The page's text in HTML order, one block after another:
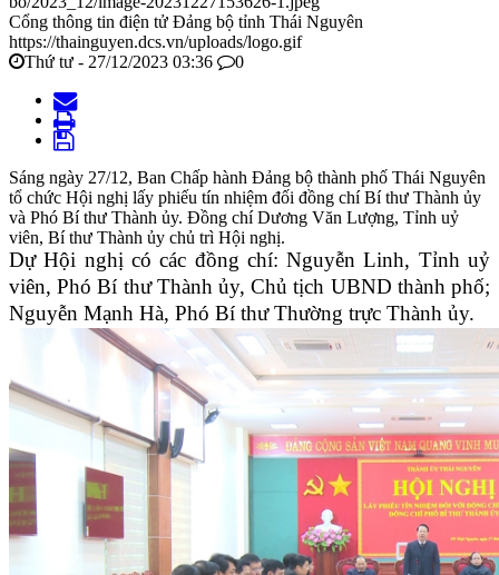
Cổng thông tin điện tử Đảng bộ tỉnh Thái Nguyên
https://thainguyen.dcs.vn/uploads/logo.gif
Thứ tư - 27/12/2023 03:36
0
Sáng ngày 27/12, Ban Chấp hành Đảng bộ thành phố Thái Nguyên
tổ chức Hội nghị lấy phiếu tín nhiệm đối đồng chí Bí thư Thành ủy
và Phó Bí thư Thành ủy. Đồng chí Dương Văn Lượng, Tỉnh uỷ
viên, Bí thư Thành ủy chủ trì Hội nghị.
Dự Hội nghị có các đồng chí: Nguyễn Linh, Tỉnh uỷ
viên, Phó Bí thư Thành ủy, Chủ tịch UBND thành phố;
Nguyễn Mạnh Hà, Phó Bí thư Thường trực Thành ủy.